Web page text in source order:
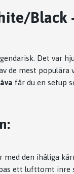
Black
Det var
de mest populära
får du en setup
den ihåliga
ett lufttomt